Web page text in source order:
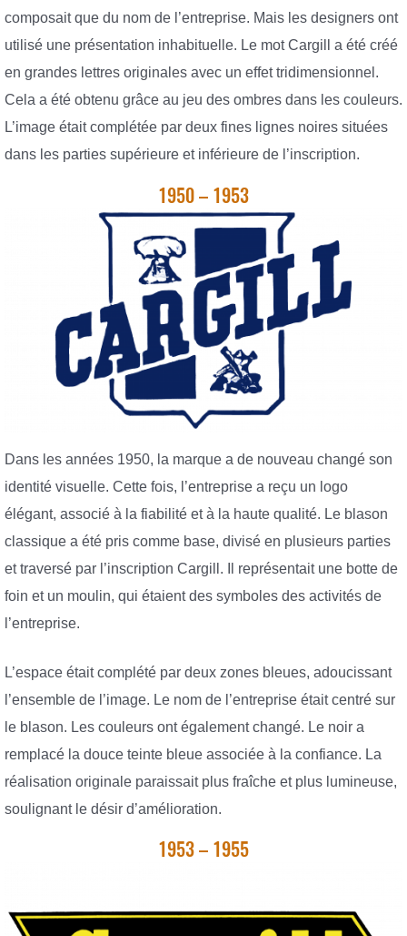
composait que du nom de l’entreprise. Mais les designers ont
utilisé une présentation inhabituelle. Le mot Cargill a été créé
en grandes lettres originales avec un effet tridimensionnel.
Cela a été obtenu grâce au jeu des ombres dans les couleurs.
L’image était complétée par deux fines lignes noires situées
dans les parties supérieure et inférieure de l’inscription.
1950 – 1953
Dans les années 1950, la marque a de nouveau changé son
identité visuelle. Cette fois, l’entreprise a reçu un logo
élégant, associé à la fiabilité et à la haute qualité. Le blason
classique a été pris comme base, divisé en plusieurs parties
et traversé par l’inscription Cargill. Il représentait une botte de
foin et un moulin, qui étaient des symboles des activités de
l’entreprise.
L’espace était complété par deux zones bleues, adoucissant
l’ensemble de l’image. Le nom de l’entreprise était centré sur
le blason. Les couleurs ont également changé. Le noir a
remplacé la douce teinte bleue associée à la confiance. La
réalisation originale paraissait plus fraîche et plus lumineuse,
soulignant le désir d’amélioration.
1953 – 1955